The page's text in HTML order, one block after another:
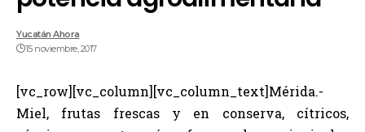
Yucatán Ahora
15 noviembre, 2017
[vc_row][vc_column][vc_column_text]Mérida.-
Miel, frutas frescas y en conserva, cítricos,